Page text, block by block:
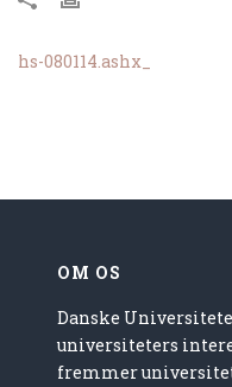
hs-080114.ashx_
OM OS
Danske
universiteters
fremmer